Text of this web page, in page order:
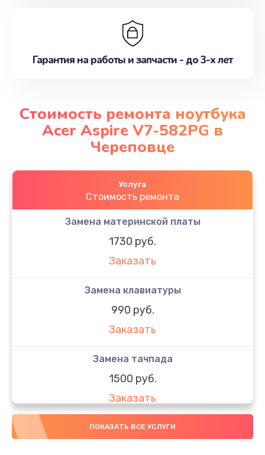
Гарантия на работы и запчасти - до 3-х лет
Стоимость ремонта ноутбука
Acer Aspire V7-582PG в
Череповце
Услуга
Стоимость ремонта
Замена материнской платы
1730 руб.
Заказать
Замена клавиатуры
990 руб.
Заказать
Замена тачпада
1500 руб.
Заказать
Замена южного моста
ПОКАЗАТЬ ВСЕ УСЛУГИ